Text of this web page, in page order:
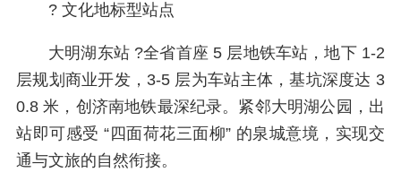
?️ 文化地标型站点
大明湖东站 ?️全省首座 5 层地铁车站，地下 1-2
层规划商业开发，3-5 层为车站主体，基坑深度达 3
0.8 米，创济南地铁最深纪录。紧邻大明湖公园，出
站即可感受 “四面荷花三面柳” 的泉城意境，实现交
通与文旅的自然衔接。